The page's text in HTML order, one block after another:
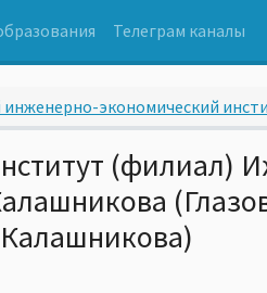
Телеграм каналы
инженерно-экономический
(филиал)